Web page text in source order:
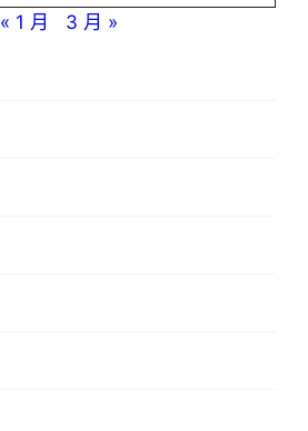
« 1 月
3 月 »